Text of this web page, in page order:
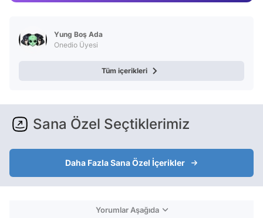
Yung Boş Ada
Onedio Üyesi
Tüm içerikleri
Sana Özel Seçtiklerimiz
Daha Fazla Sana Özel İçerikler
Yorumlar Aşağıda